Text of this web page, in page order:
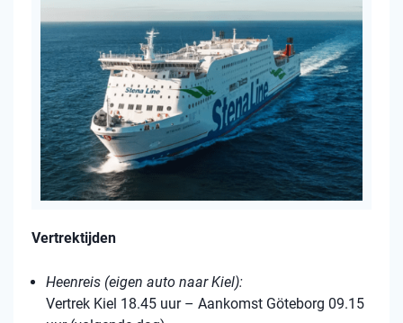
Vertrektijden
Heenreis (eigen auto naar Kiel):
Vertrek Kiel 18.45 uur – Aankomst Göteborg 09.15